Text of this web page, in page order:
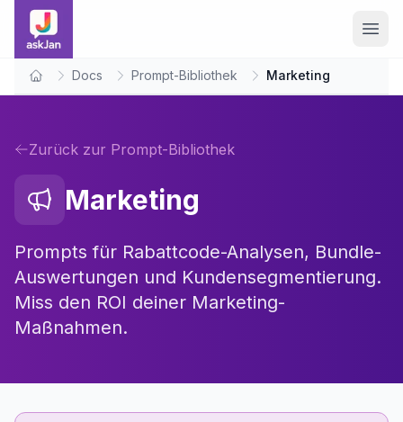
Home Docs Prompt-Bibliothek Marketing
Zurück zur Prompt-Bibliothek
Marketing
Prompts für Rabattcode-Analysen, Bundle-
Auswertungen und Kundensegmentierung.
Miss den ROI deiner Marketing-
Maßnahmen.